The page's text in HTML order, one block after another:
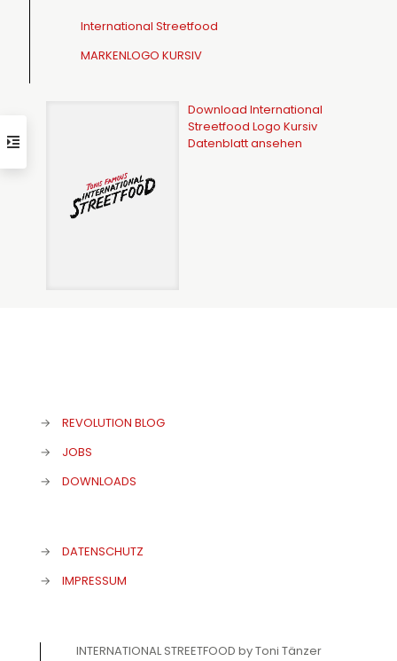
International Streetfood
MARKENLOGO KURSIV
Download International
Streetfood Logo Kursiv
Datenblatt ansehen
→
REVOLUTION BLOG
→
JOBS
→
DOWNLOADS
→
DATENSCHUTZ
→
IMPRESSUM
INTERNATIONAL STREETFOOD by Toni Tänzer